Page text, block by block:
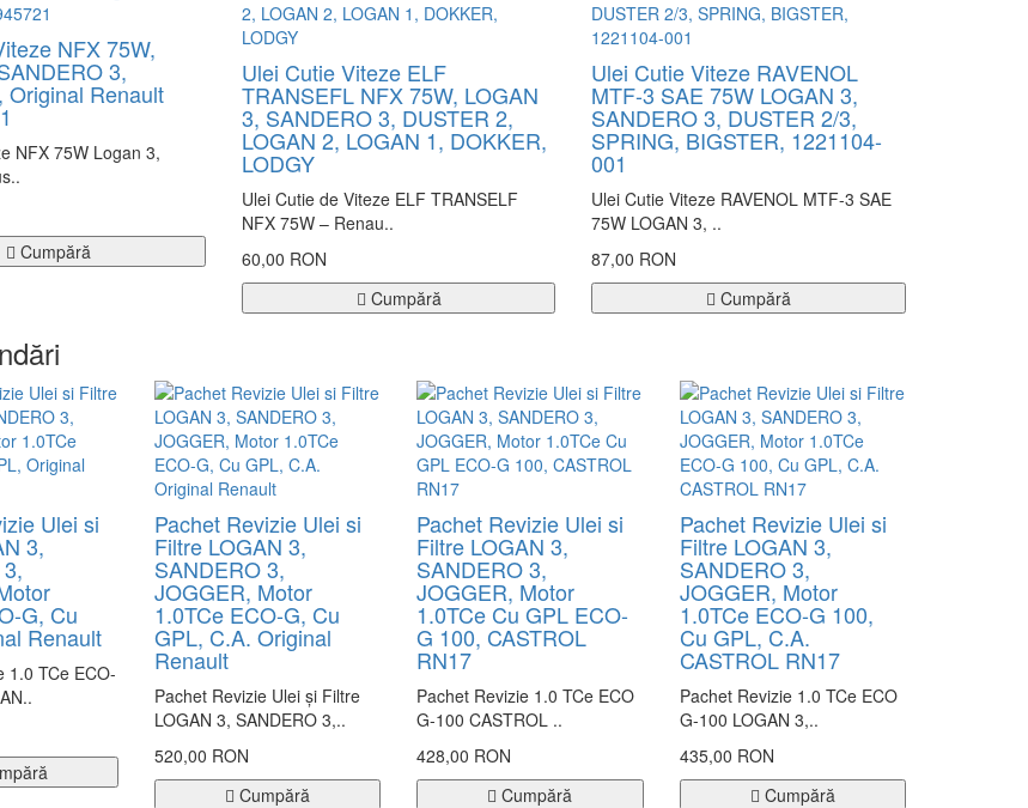
NFX 75W,
3,
Original Renault
NFX 75W Logan 3,
Cumpără
Ulei Cutie Viteze ELF
TRANSEFL NFX 75W, LOGAN
3, SANDERO 3, DUSTER 2,
LOGAN 2, LOGAN 1, DOKKER,
LODGY
Ulei Cutie de Viteze ELF TRANSELF
NFX 75W – Renau..
60,00 RON
Cumpără
Ulei Cutie Viteze RAVENOL
MTF-3 SAE 75W LOGAN 3,
SANDERO 3, DUSTER 2/3,
SPRING, BIGSTER, 1221104-
001
Ulei Cutie Viteze RAVENOL MTF-3 SAE
75W LOGAN 3, ..
87,00 RON
Cumpără
Ulei si
3,
G, Cu
Renault
1.0 TCe ECO-
Pachet Revizie Ulei si
Filtre LOGAN 3,
SANDERO 3,
JOGGER, Motor
1.0TCe ECO-G, Cu
GPL, C.A. Original
Renault
Pachet Revizie Ulei și Filtre
LOGAN 3, SANDERO 3,..
520,00 RON
Cumpără
Pachet Revizie Ulei si
Filtre LOGAN 3,
SANDERO 3,
JOGGER, Motor
1.0TCe Cu GPL ECO-
G 100, CASTROL
RN17
Pachet Revizie 1.0 TCe ECO
G-100 CASTROL ..
428,00 RON
Cumpără
Pachet Revizie Ulei si
Filtre LOGAN 3,
SANDERO 3,
JOGGER, Motor
1.0TCe ECO-G 100,
Cu GPL, C.A.
CASTROL RN17
Pachet Revizie 1.0 TCe ECO
G-100 LOGAN 3,..
435,00 RON
Cumpără